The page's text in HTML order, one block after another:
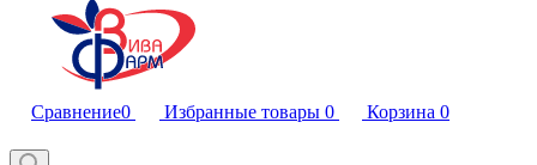
Сравнение0 Избранные товары 0 Корзина 0